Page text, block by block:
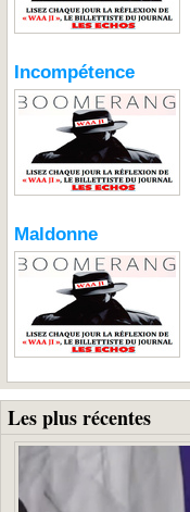
Incompétence
Maldonne
Les plus récentes